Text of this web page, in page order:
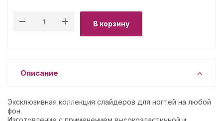
В корзину
Описание
Эксклюзивная коллекция слайдеров для ногтей на любой
фон.